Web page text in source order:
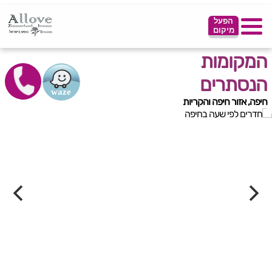
הפעל
מיקום
המקומות
הנסתרים
חיפה, אזור חיפה והקריות